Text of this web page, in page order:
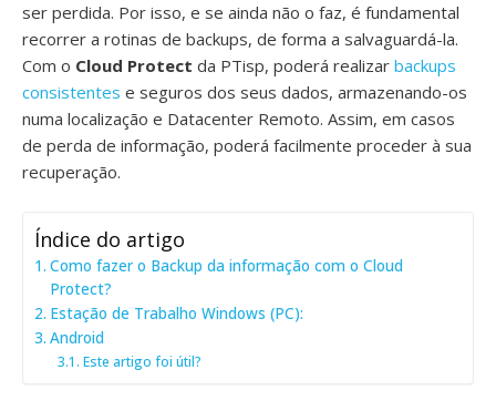
ser perdida. Por isso, e se ainda não o faz, é fundamental
recorrer a rotinas de backups, de forma a salvaguardá-la.
Com o Cloud Protect da PTisp, poderá realizar backups
consistentes e seguros dos seus dados, armazenando-os
numa localização e Datacenter Remoto. Assim, em casos
de perda de informação, poderá facilmente proceder à sua
recuperação.
Índice do artigo
Como fazer o Backup da informação com o Cloud
Protect?
Estação de Trabalho Windows (PC):
Android
Este artigo foi útil?